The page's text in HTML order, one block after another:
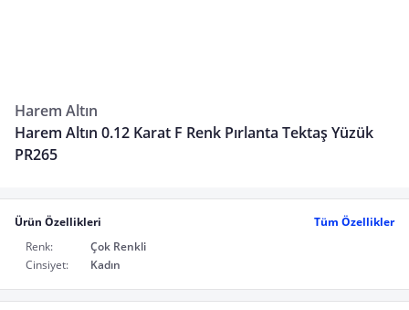
Harem Altın
Harem Altın 0.12 Karat F Renk Pırlanta Tektaş Yüzük
PR265
Ürün Özellikleri
Tüm Özellikler
Renk:
Çok Renkli
Cinsiyet:
Kadın